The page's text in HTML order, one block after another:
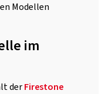
Modellen
im
derFirestone